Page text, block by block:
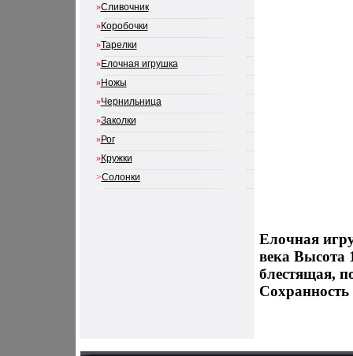
»Сливочник
»Коробочки
»Тарелки
»Елочная игрушка
»Ножы
»Чернильница
»Заколки
»Рог
»Кружки
>Солонки
Елочная
века Высота
блестящая,